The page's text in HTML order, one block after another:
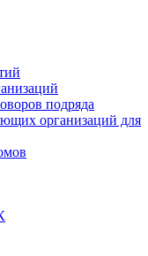
подряда
организаций для